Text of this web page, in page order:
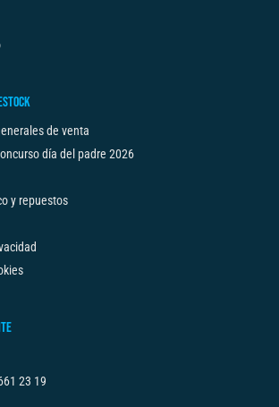
de venta
día del padre 2026
y repuestos
23 19